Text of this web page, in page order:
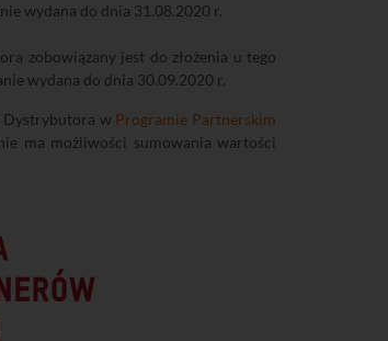
wydana do dnia 31.08.2020 r.
zobowiązany jest do złożenia u tego
wydana do dnia 30.09.2020 r.
Dystrybutora w Programie Partnerskim
ma możliwości sumowania wartości